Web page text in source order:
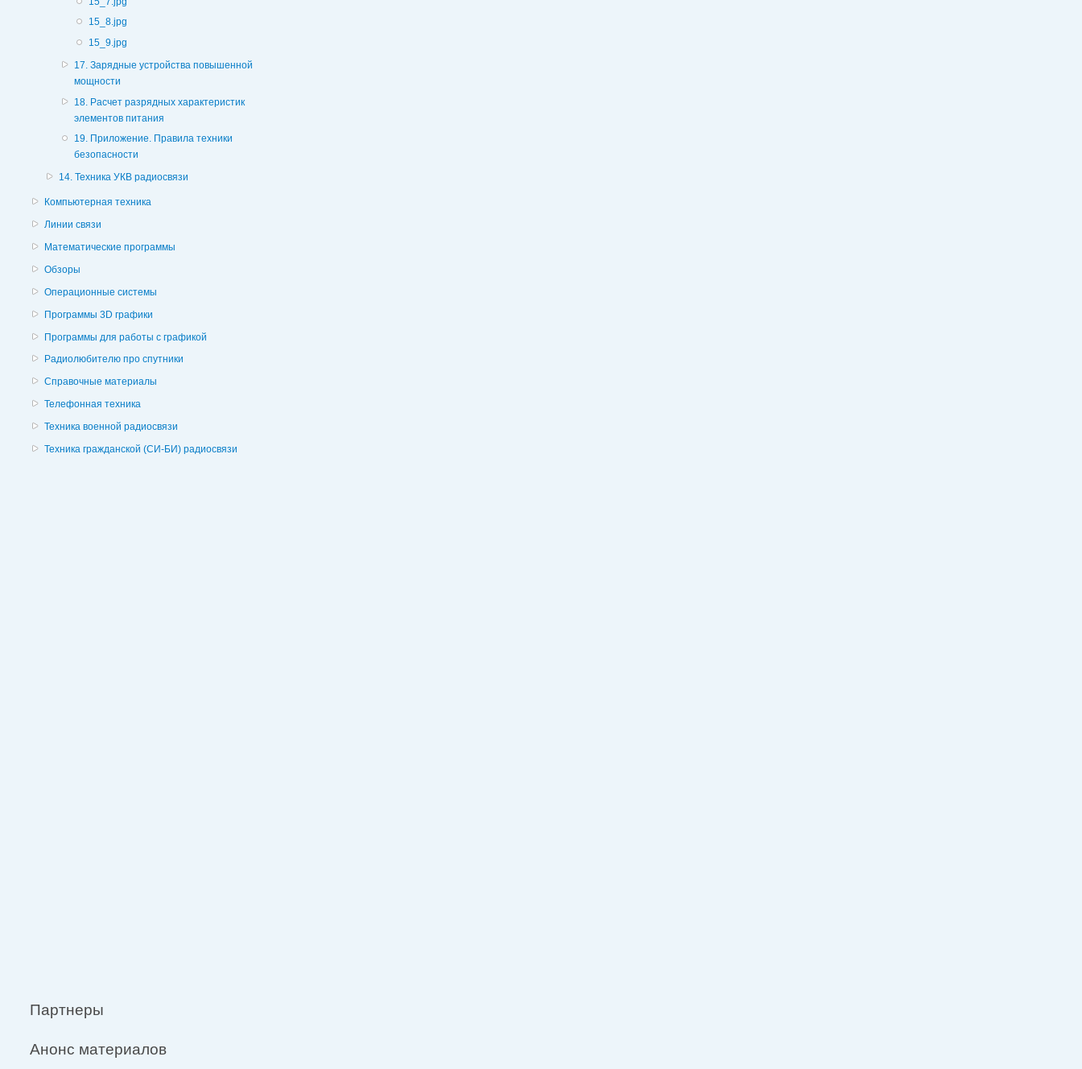
15_8.jpg
15_9.jpg
17. Зарядные устройства повышенной
мощности
18. Расчет разрядных характеристик
элементов питания
19. Приложение. Правила техники
безопасности
14. Техника УКВ радиосвязи
Компьютерная техника
Линии связи
Математические программы
Обзоры
Операционные системы
Программы 3D графики
Программы для работы с графикой
Радиолюбителю про спутники
Справочные материалы
Телефонная техника
Техника военной радиосвязи
Техника гражданской (СИ-БИ) радиосвязи
Партнеры
Анонс материалов